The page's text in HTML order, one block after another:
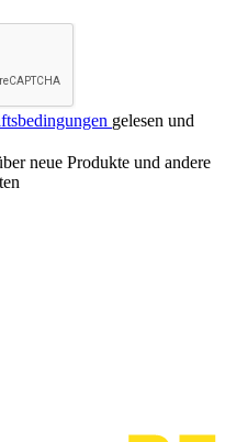
gelesen und
neue Produkte und andere